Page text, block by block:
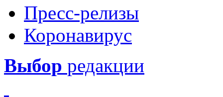
Пресс-релизы
Коронавирус
Выбор редакции